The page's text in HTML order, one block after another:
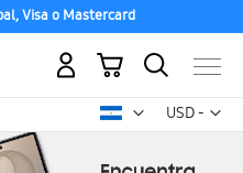
Visa o Mastercard
USD -
dólar
Mi carrito